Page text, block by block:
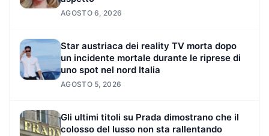
AGOSTO 6, 2026
Star austriaca dei reality TV morta dopo
un incidente mortale durante le riprese di
uno spot nel nord Italia
AGOSTO 5, 2026
Gli ultimi titoli su Prada dimostrano che il
colosso del lusso non sta rallentando